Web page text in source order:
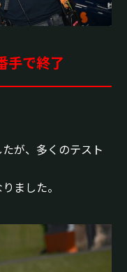
手で終了
が、多くのテスト
ました。